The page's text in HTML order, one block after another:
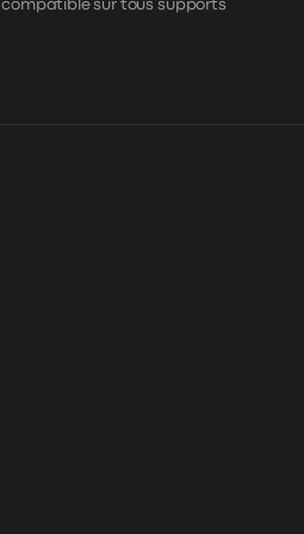
compatible sur tous supports